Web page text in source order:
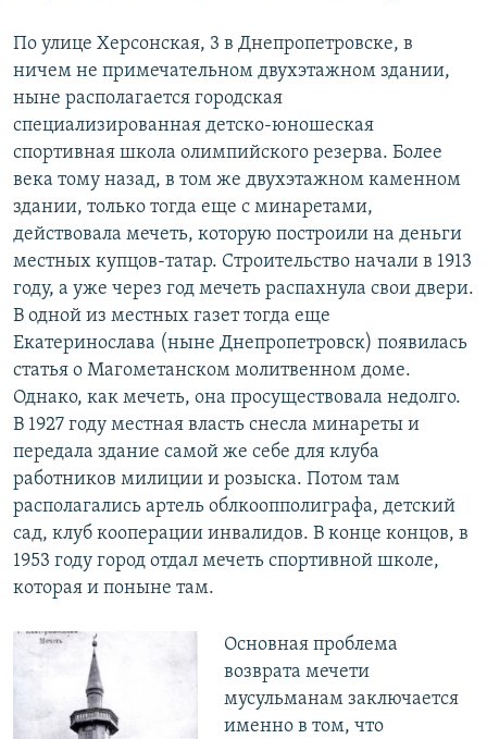
По улице Херсонская, 3 в Днепропетровске, в
ничем не примечательном двухэтажном здании,
ныне располагается городская
специализированная детско-юношеская
спортивная школа олимпийского резерва. Более
века тому назад, в том же двухэтажном каменном
здании, только тогда еще с минаретами,
действовала мечеть, которую построили на деньги
местных купцов-татар. Строительство начали в 1913
году, а уже через год мечеть распахнула свои двери.
В одной из местных газет тогда еще
Екатеринослава (ныне Днепропетровск) появилась
статья о Магометанском молитвенном доме.
Однако, как мечеть, она просуществовала недолго.
В 1927 году местная власть снесла минареты и
передала здание самой же себе для клуба
работников милиции и розыска. Потом там
располагались артель облкоопполиграфа, детский
сад, клуб кооперации инвалидов. В конце концов, в
1953 году город отдал мечеть спортивной школе,
которая и поныне там.
Основная проблема
возврата мечети
мусульманам заключается
именно в том, что